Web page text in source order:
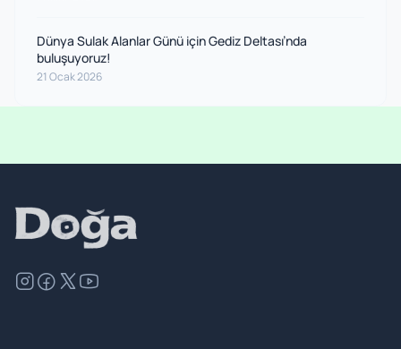
Dünya Sulak Alanlar Günü için Gediz Deltası’nda
buluşuyoruz!
21 Ocak 2026